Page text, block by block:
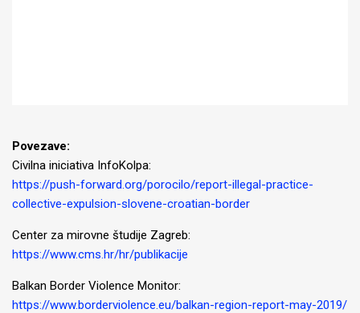
Povezave:
Civilna iniciativa InfoKolpa:
https://push-forward.org/porocilo/report-illegal-practice-
collective-expulsion-slovene-croatian-border
Center za mirovne študije Zagreb:
https://www.cms.hr/hr/publikacije
Balkan Border Violence Monitor:
https://www.borderviolence.eu/balkan-region-report-may-2019/